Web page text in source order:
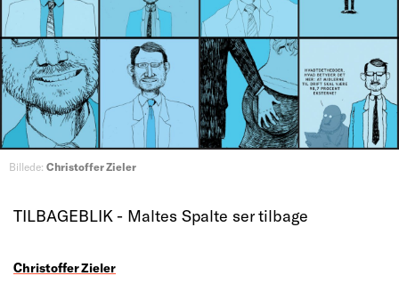
Billede: Christoffer Zieler
TILBAGEBLIK - Maltes Spalte ser tilbage
Christoffer Zieler